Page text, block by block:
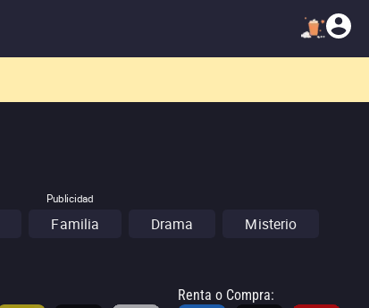
Publicidad
Familia Drama Misterio
Renta o Compra: